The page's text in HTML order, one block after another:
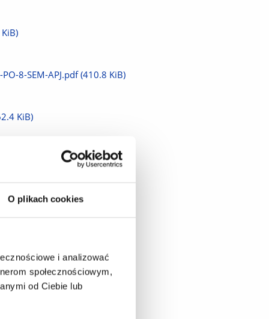
O plikach cookies
i analizować
społecznościowym,
od Ciebie lub
PO-8-SEM-APJ.pdf (410.8 KiB)
KiB)